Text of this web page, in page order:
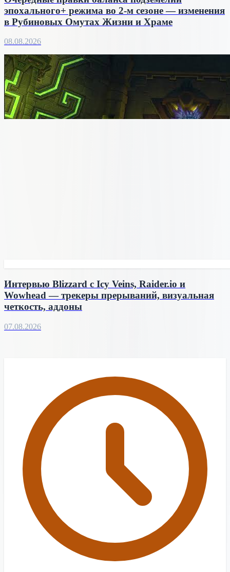
эпохального+ режима во 2-м сезоне — изменения
в Рубиновых Омутах Жизни и Храме
08.08.2026
Интервью Blizzard с Icy Veins, Raider.io и
Wowhead — трекеры прерываний, визуальная
четкость, аддоны
07.08.2026